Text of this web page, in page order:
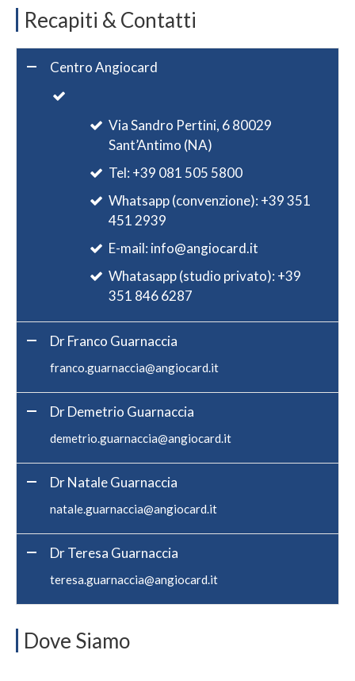
Recapiti & Contatti
Centro Angiocard
Via Sandro Pertini, 6 80029
Sant’Antimo (NA)
Tel: +39 081 505 5800
Whatsapp (convenzione): +39 351
451 2939
E-mail:info@angiocard.it
Whatasapp (studio privato): +39
351 846 6287
Dr Franco Guarnaccia
franco.guarnaccia@angiocard.it
Dr Demetrio Guarnaccia
demetrio.guarnaccia@angiocard.it
Dr Natale Guarnaccia
natale.guarnaccia@angiocard.it
Dr Teresa Guarnaccia
teresa.guarnaccia@angiocard.it
Dove Siamo